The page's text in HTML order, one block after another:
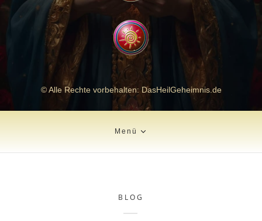
© Alle Rechte vorbehalten: DasHeilGeheimnis.de
Menü
BLOG